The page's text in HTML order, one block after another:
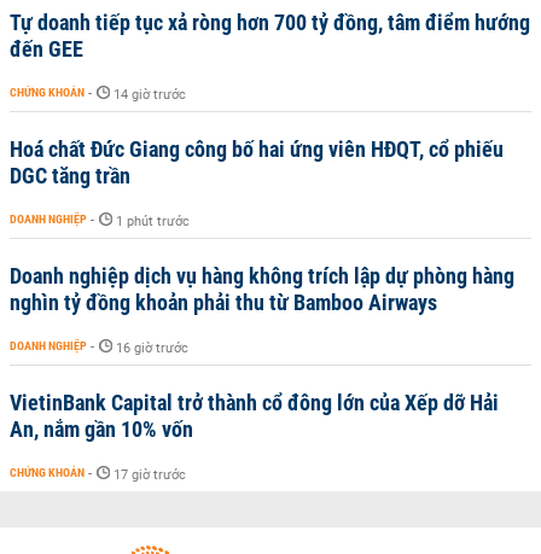
Tự doanh tiếp tục xả ròng hơn 700 tỷ đồng, tâm điểm hướng
đến GEE
CHỨNG KHOÁN - 14 giờ trước
Hoá chất Đức Giang công bố hai ứng viên HĐQT, cổ phiếu
DGC tăng trần
DOANH NGHIỆP - 1 phút trước
Doanh nghiệp dịch vụ hàng không trích lập dự phòng hàng
nghìn tỷ đồng khoản phải thu từ Bamboo Airways
DOANH NGHIỆP - 16 giờ trước
VietinBank Capital trở thành cổ đông lớn của Xếp dỡ Hải
An, nắm gần 10% vốn
CHỨNG KHOÁN - 17 giờ trước